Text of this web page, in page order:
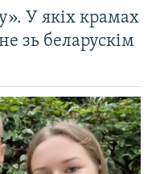
У якіх крамах
зь беларускім